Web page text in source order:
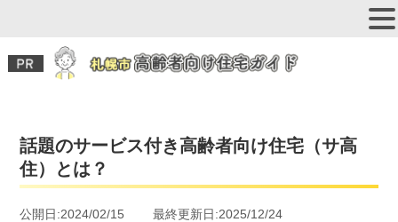
話題のサービス付き高齢者向け住宅（サ高
住）とは？
公開日:2024/02/15 最終更新日:2025/12/24